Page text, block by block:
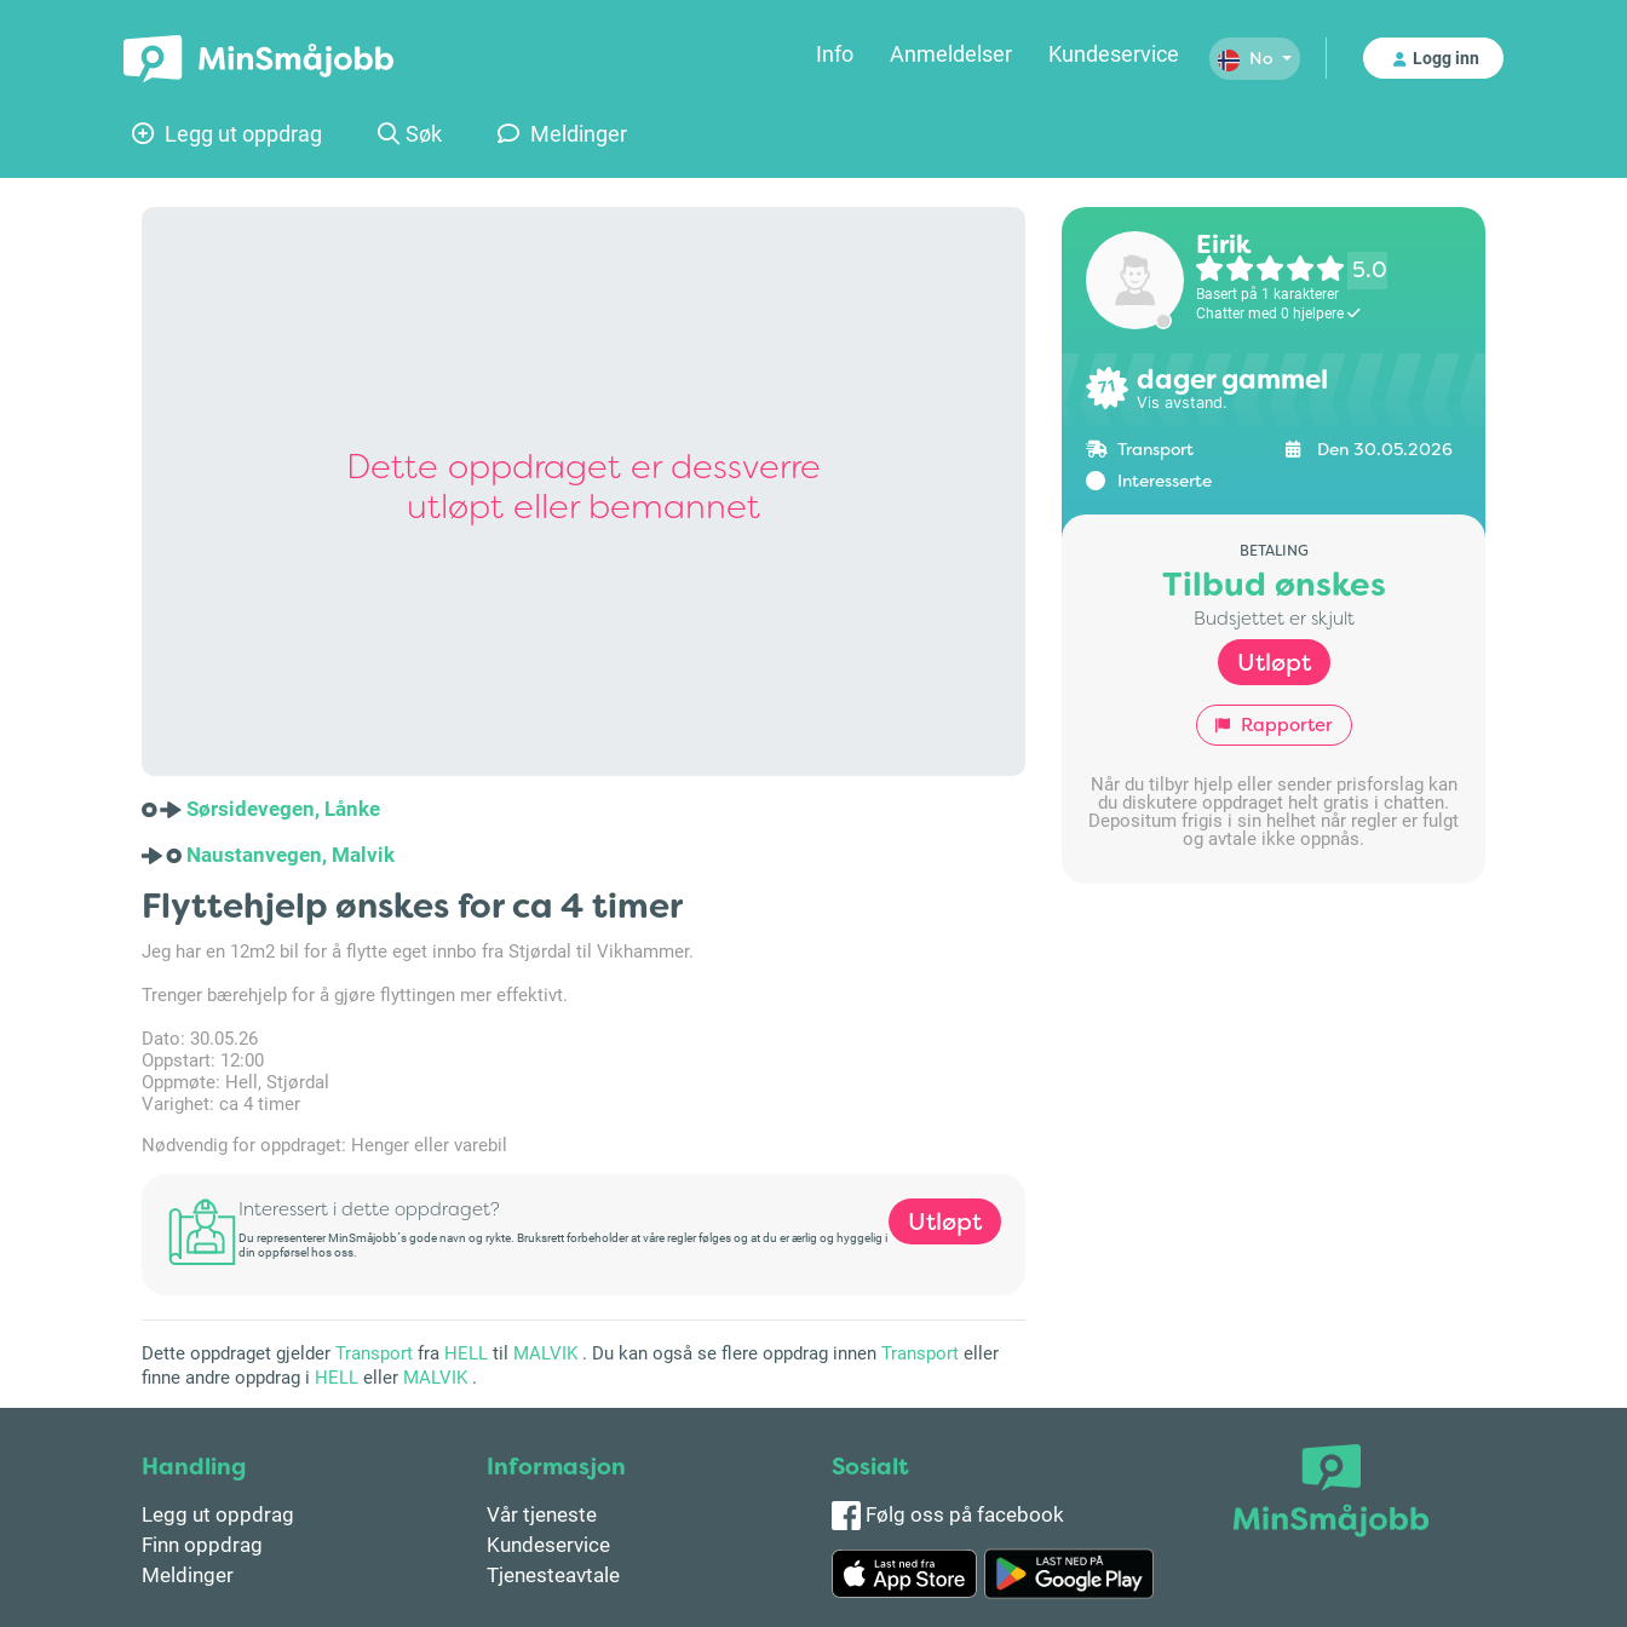
Info Anmeldelser Kundeservice No Logg inn
Legg ut oppdrag Søk Meldinger
Dette oppdraget er dessverre
utløpt eller bemannet
Sørsidevegen, Lånke
Naustanvegen, Malvik
Flyttehjelp ønskes for ca 4 timer
Jeg har en 12m2 bil for å flytte eget innbo fra Stjørdal til Vikhammer.
Trenger bærehjelp for å gjøre flyttingen mer effektivt.
Dato: 30.05.26
Oppstart: 12:00
Oppmøte: Hell, Stjørdal
Varighet: ca 4 timer
Nødvendig for oppdraget: Henger eller varebil
Interessert i dette oppdraget?
Du representerer MinSmåjobb´s gode navn og rykte. Bruksrett forbeholder at våre regler følges og at du er ærlig og hyggelig i
din oppførsel hos oss.
Utløpt
Dette oppdraget gjelder Transport fra HELL til MALVIK . Du kan også se flere oppdrag innen Transport eller
finne andre oppdrag i HELL eller MALVIK .
Eirik
5.0
Basert på 1 karakterer
Chatter med 0 hjelpere
71 dager gammel
Vis avstand.
Transport
Den 30.05.2026
Interesserte
BETALING
Tilbud ønskes
Budsjettet er skjult
Utløpt
Rapporter
Når du tilbyr hjelp eller sender prisforslag kan
du diskutere oppdraget helt gratis i chatten.
Depositum frigis i sin helhet når regler er fulgt
og avtale ikke oppnås.
Handling
Legg ut oppdrag
Finn oppdrag
Meldinger
Informasjon
Vår tjeneste
Kundeservice
Tjenesteavtale
Sosialt
Følg oss på facebook